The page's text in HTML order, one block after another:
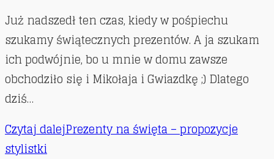
Już nadszedł ten czas, kiedy w pośpiechu
szukamy świątecznych prezentów. A ja szukam
ich podwójnie, bo u mnie w domu zawsze
obchodziło się i Mikołaja i Gwiazdkę ;) Dlatego
dziś…
Czytaj dalejPrezenty na święta – propozycje
stylistki